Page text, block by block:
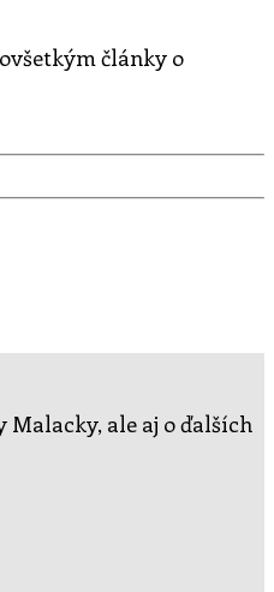
články o
ale aj o ďalších